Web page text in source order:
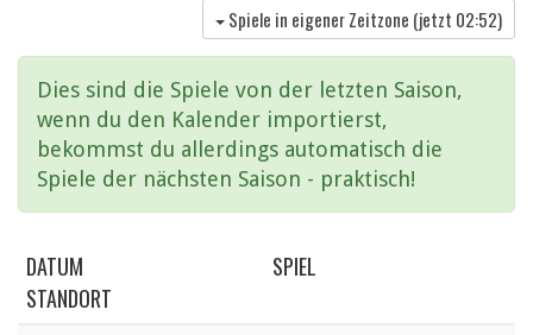
Spiele in eigener Zeitzone (jetzt 02:52)
Dies sind die Spiele von der letzten Saison,
wenn du den Kalender importierst,
bekommst du allerdings automatisch die
Spiele der nächsten Saison - praktisch!
DATUM
SPIEL
STANDORT